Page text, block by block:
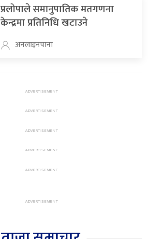
प्रलोपाले समानुपातिक मतगणना
केन्द्रमा प्रतिनिधि खटाउने
अनलाइनपाना